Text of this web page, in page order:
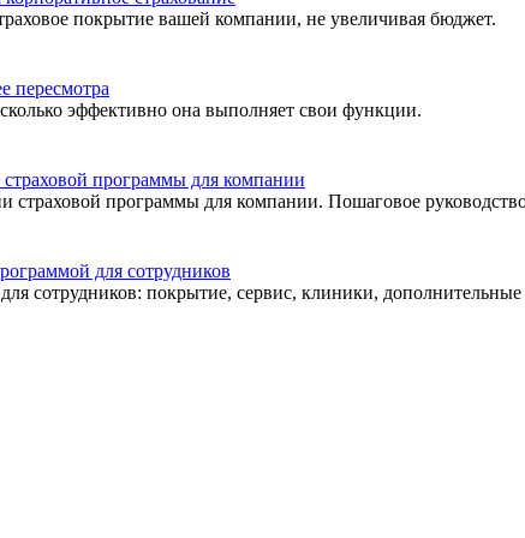
покрытие вашей компании, не увеличивая бюджет.
пересмотра
эффективно она выполняет свои функции.
программы для компании
страховой программы для компании. Пошаговое
для сотрудников
сотрудников: покрытие, сервис, клиники,